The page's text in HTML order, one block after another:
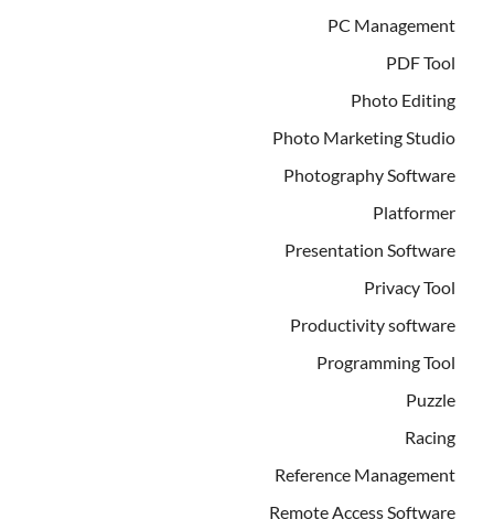
PC Management
PDF Tool
Photo Editing
Photo Marketing Studio
Photography Software
Platformer
Presentation Software
Privacy Tool
Productivity software
Programming Tool
Puzzle
Racing
Reference Management
Remote Access Software